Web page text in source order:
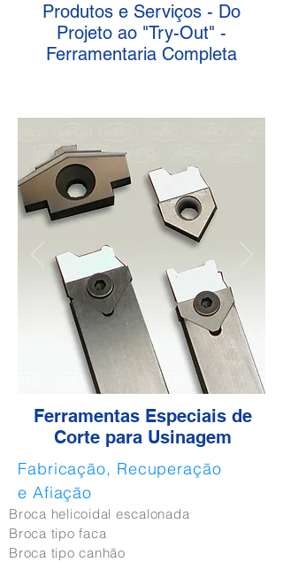
Produtos e Serviços - Do
Projeto ao "Try-Out" -
Ferramentaria Completa
Ferramentas Especiais de
Corte para Usinagem
Fabricação, Recuperação
e Afiação
Broca helicoidal escalonada
Broca tipo faca
Broca tipo canhão